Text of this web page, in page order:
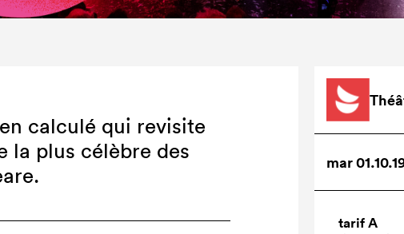
calculé qui revisite
la plus célèbre des
mar
tarif A